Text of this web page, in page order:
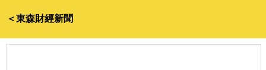
＜東森財經新聞